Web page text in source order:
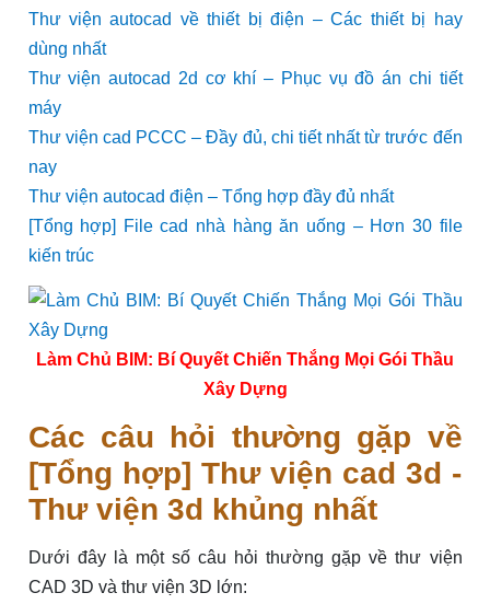
Thư viện autocad về thiết bị điện – Các thiết bị hay
dùng nhất
Thư viện autocad 2d cơ khí – Phục vụ đồ án chi tiết
máy
Thư viện cad PCCC – Đầy đủ, chi tiết nhất từ trước đến
nay
Thư viện autocad điện – Tổng hợp đầy đủ nhất
[Tổng hợp] File cad nhà hàng ăn uống – Hơn 30 file
kiến trúc
Làm Chủ BIM: Bí Quyết Chiến Thắng Mọi Gói Thầu
Xây Dựng
Các câu hỏi thường gặp về
[Tổng hợp] Thư viện cad 3d -
Thư viện 3d khủng nhất
Dưới đây là một số câu hỏi thường gặp về thư viện
CAD 3D và thư viện 3D lớn: